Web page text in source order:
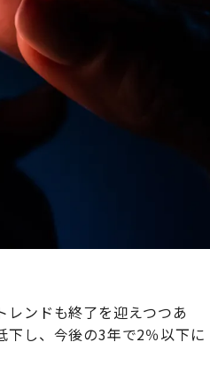
レンドも終了を迎えつつあ
下し、今後の3年で2％以下に